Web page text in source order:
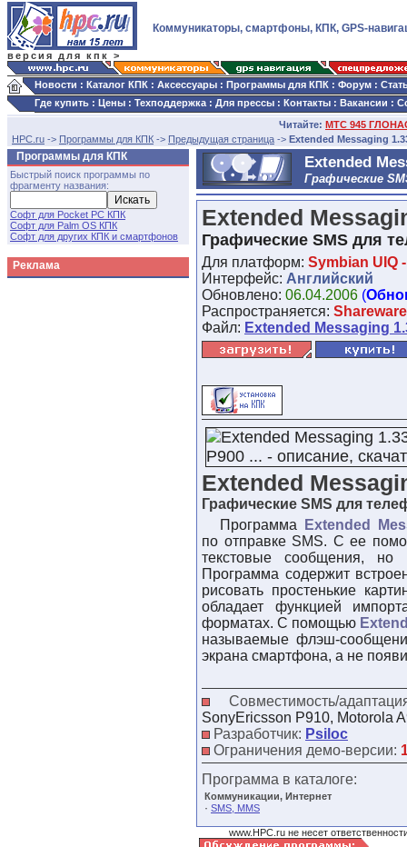
версия для кпк >
Коммуникаторы, смартфоны, КПК, GPS-
Новости : Каталог КПК : Аксессуары : Программы для КПК : Форум :
Где купить : Цены : Техподдержка : Для прессы : Контакты : Вакансии :
Читайте: МТС 945
HPC.ru -> Программы для КПК -> Предыдущая страница -> Extended Messaging
Программы для КПК
Быстрый поиск программы по
фрагменту названия:
Софт для Pocket PC КПК
Софт для Palm OS КПК
Софт для других КПК и смартфонов
Реклама
Extended
Графические
Extended
Графические SMS для
Для платформ: Symbian UIQ
Интерфейс: Английский
Обновлено: 06.04.2006 (
Распространяется: Shareware
Файл: Extended Messaging
Extended
Графические SMS для
Программа
Extended
по отправке SMS. С ее
текстовые сообщения, но
Программа содержит
рисовать простенькие
обладает функцией
форматах. С помощью
называемые флэш-
экрана смартфона, а не
Совместимость/
SonyEricsson P910, Motorola
Разработчик: Psiloc
Ограничения демо-версии:
Программа в каталоге:
Коммуникации, Интернет
· SMS, MMS
www.HPC.ru не несет